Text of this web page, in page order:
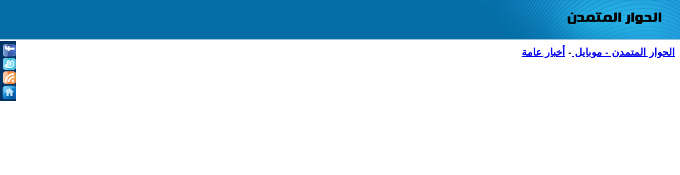
الحوار المتمدن - موبايل - أخبار عامة